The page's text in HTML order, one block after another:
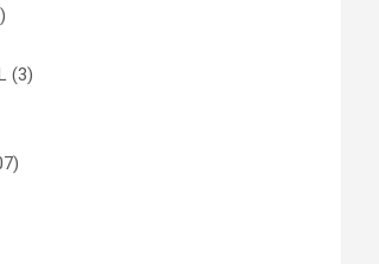
മാരാര്‍ ട്വന്റി 20 വിട്ടു
(3)